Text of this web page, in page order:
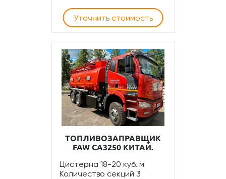
Уточнить стоимость
ТОПЛИВОЗАПРАВЩИК
FAW CA3250 КИТАЙ.
Цистерна 18-20 куб. м
Количество секций 3